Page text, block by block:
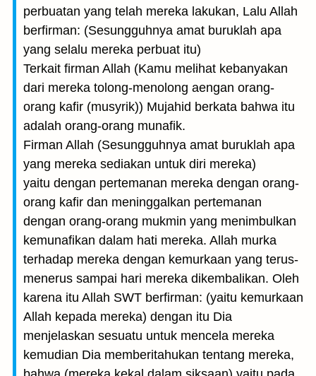
perbuatan yang telah mereka lakukan, Lalu Allah
berfirman: (Sesungguhnya amat buruklah apa
yang selalu mereka perbuat itu)
Terkait firman Allah (Kamu melihat kebanyakan
dari mereka tolong-menolong aengan orang-
orang kafir (musyrik)) Mujahid berkata bahwa itu
adalah orang-orang munafik.
Firman Allah (Sesungguhnya amat buruklah apa
yang mereka sediakan untuk diri mereka)
yaitu dengan pertemanan mereka dengan orang-
orang kafir dan meninggalkan pertemanan
dengan orang-orang mukmin yang menimbulkan
kemunafikan dalam hati mereka. Allah murka
terhadap mereka dengan kemurkaan yang terus-
menerus sampai hari mereka dikembalikan. Oleh
karena itu Allah SWT berfirman: (yaitu kemurkaan
Allah kepada mereka) dengan itu Dia
menjelaskan sesuatu untuk mencela mereka
kemudian Dia memberitahukan tentang mereka,